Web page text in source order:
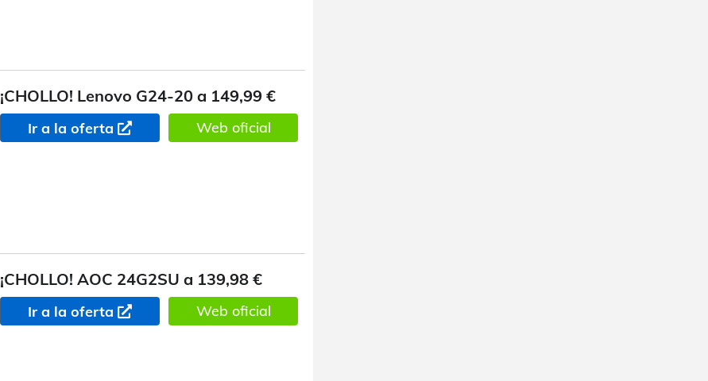
¡CHOLLO! Lenovo G24-20 a 149,99 €
Ir a la oferta Web oficial
¡CHOLLO! AOC 24G2SU a 139,98 €
Ir a la oferta Web oficial